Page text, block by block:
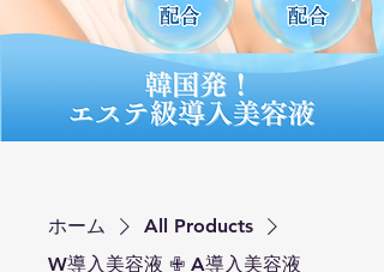
ホーム
All Products
W導入美容液 ✙ A導入美容液